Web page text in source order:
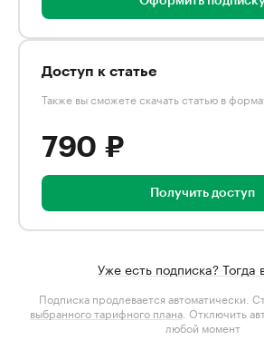
Доступ к статье
Также вы сможете скачать статью в
790 ₽
Получить доступ
Уже есть подписка? Тогда
Подписка продлевается автоматически.
выбранного тарифного плана . Отключить
любой момент